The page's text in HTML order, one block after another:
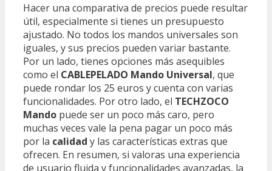
Hacer una comparativa de precios puede resultar
útil, especialmente si tienes un presupuesto
ajustado. No todos los mandos universales son
iguales, y sus precios pueden variar bastante.
Por un lado, tienes opciones más asequibles
como el CABLEPELADO Mando Universal, que
puede rondar los 25 euros y cuenta con varias
funcionalidades. Por otro lado, el TECHZOCO
Mando puede ser un poco más caro, pero
muchas veces vale la pena pagar un poco más
por la calidad y las características extras que
ofrecen. En resumen, si valoras una experiencia
de usuario fluida y funcionalidades avanzadas, la